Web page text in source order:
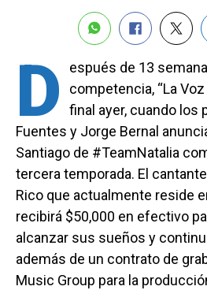
D
espués de 13
competencia, “La
final ayer, cuando los
Fuentes y Jorge Bernal
Santiago de #TeamNatalia
tercera temporada. El
Rico que actualmente reside
recibirá $50,000 en efectivo
alcanzar sus sueños y
además de un contrato de
Music Group para la